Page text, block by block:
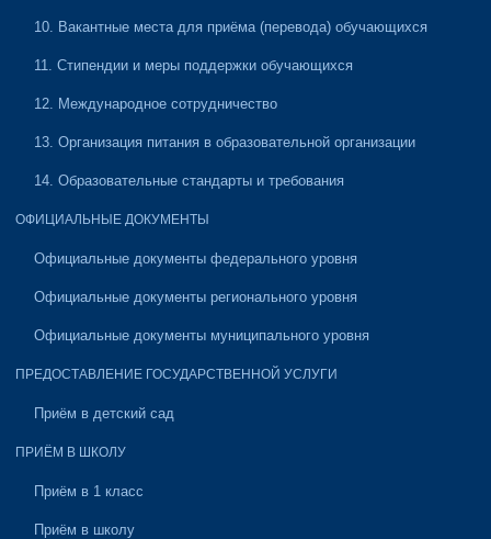
10. Вакантные места для приёма (перевода) обучающихся
11. Стипендии и меры поддержки обучающихся
12. Международное сотрудничество
13. Организация питания в образовательной организации
14. Образовательные стандарты и требования
ОФИЦИАЛЬНЫЕ ДОКУМЕНТЫ
Официальные документы федерального уровня
Официальные документы регионального уровня
Официальные документы муниципального уровня
ПРЕДОСТАВЛЕНИЕ ГОСУДАРСТВЕННОЙ УСЛУГИ
Приём в детский сад
ПРИЁМ В ШКОЛУ
Приём в 1 класс
Приём в школу